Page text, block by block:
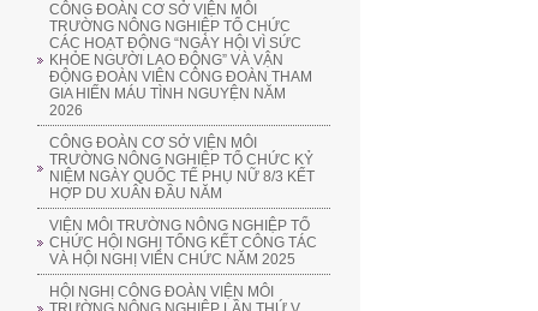
CÔNG ĐOÀN CƠ SỞ VIỆN MÔI
TRƯỜNG NÔNG NGHIỆP TỔ CHỨC
CÁC HOẠT ĐỘNG “NGÀY HỘI VÌ SỨC
KHỎE NGƯỜI LAO ĐỘNG” VÀ VẬN
ĐỘNG ĐOÀN VIÊN CÔNG ĐOÀN THAM
GIA HIẾN MÁU TÌNH NGUYỆN NĂM
2026
CÔNG ĐOÀN CƠ SỞ VIỆN MÔI
TRƯỜNG NÔNG NGHIỆP TỔ CHỨC KỶ
NIỆM NGÀY QUỐC TẾ PHỤ NỮ 8/3 KẾT
HỢP DU XUÂN ĐẦU NĂM
VIỆN MÔI TRƯỜNG NÔNG NGHIỆP TỔ
CHỨC HỘI NGHỊ TỔNG KẾT CÔNG TÁC
VÀ HỘI NGHỊ VIÊN CHỨC NĂM 2025
HỘI NGHỊ CÔNG ĐOÀN VIỆN MÔI